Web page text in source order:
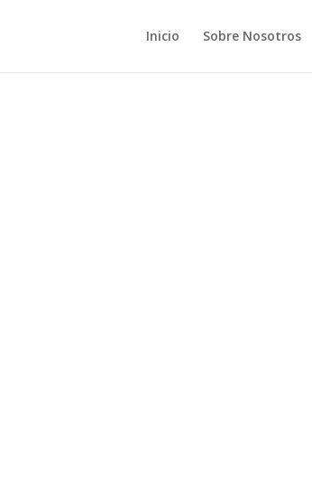
Inicio Sobre Nosotros